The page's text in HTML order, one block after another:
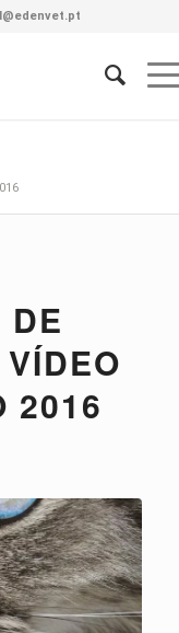
DE
2016